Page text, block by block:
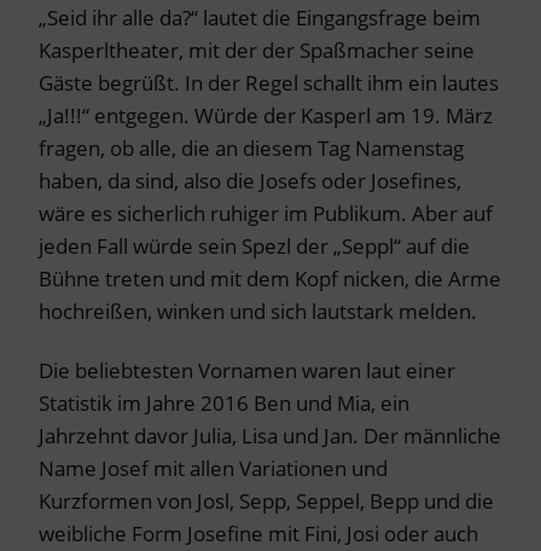
„Seid ihr alle da?“ lautet die Eingangsfrage beim
Kasperltheater, mit der der Spaßmacher seine
Gäste begrüßt. In der Regel schallt ihm ein lautes
„Ja!!!“ entgegen. Würde der Kasperl am 19. März
fragen, ob alle, die an diesem Tag Namenstag
haben, da sind, also die Josefs oder Josefines,
wäre es sicherlich ruhiger im Publikum. Aber auf
jeden Fall würde sein Spezl der „Seppl“ auf die
Bühne treten und mit dem Kopf nicken, die Arme
hochreißen, winken und sich lautstark melden.
Die beliebtesten Vornamen waren laut einer
Statistik im Jahre 2016 Ben und Mia, ein
Jahrzehnt davor Julia, Lisa und Jan. Der männliche
Name Josef mit allen Variationen und
Kurzformen von Josl, Sepp, Seppel, Bepp und die
weibliche Form Josefine mit Fini, Josi oder auch